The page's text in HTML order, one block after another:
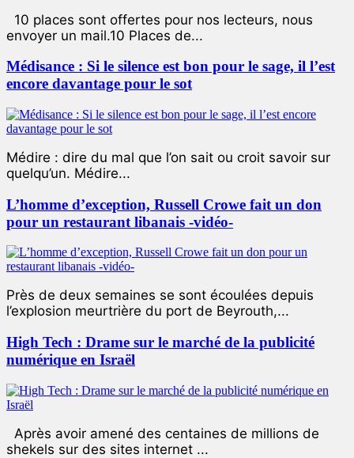
10 places sont offertes pour nos lecteurs, nous
envoyer un mail.10 Places de...
Médisance : Si le silence est bon pour le sage, il l’est
encore davantage pour le sot
Médire : dire du mal que l’on sait ou croit savoir sur
quelqu’un. Médire...
L’homme d’exception, Russell Crowe fait un don
pour un restaurant libanais -vidéo-
Près de deux semaines se sont écoulées depuis
l’explosion meurtrière du port de Beyrouth,...
High Tech : Drame sur le marché de la publicité
numérique en Israël
Après avoir amené des centaines de millions de
shekels sur des sites internet ...